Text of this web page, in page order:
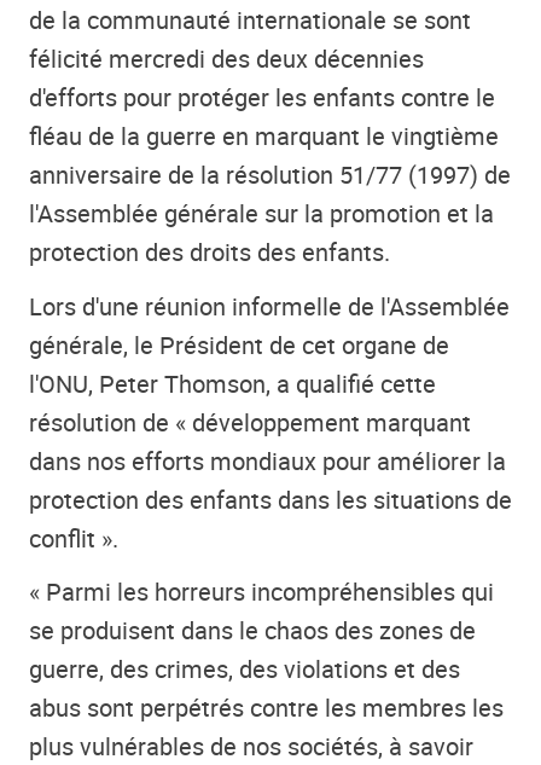
de la communauté internationale se sont
félicité mercredi des deux décennies
d'efforts pour protéger les enfants contre le
fléau de la guerre en marquant le vingtième
anniversaire de la résolution 51/77 (1997) de
l'Assemblée générale sur la promotion et la
protection des droits des enfants.
Lors d'une réunion informelle de l'Assemblée
générale, le Président de cet organe de
l'ONU, Peter Thomson, a qualifié cette
résolution de « développement marquant
dans nos efforts mondiaux pour améliorer la
protection des enfants dans les situations de
conflit ».
« Parmi les horreurs incompréhensibles qui
se produisent dans le chaos des zones de
guerre, des crimes, des violations et des
abus sont perpétrés contre les membres les
plus vulnérables de nos sociétés, à savoir